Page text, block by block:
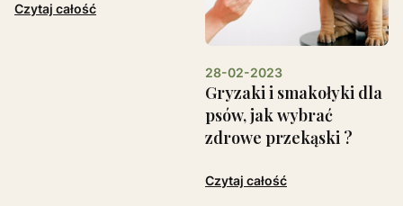
Czytaj całość
28-02-2023
Gryzaki i smakołyki dla
psów, jak wybrać
zdrowe przekąski ?
Czytaj całość